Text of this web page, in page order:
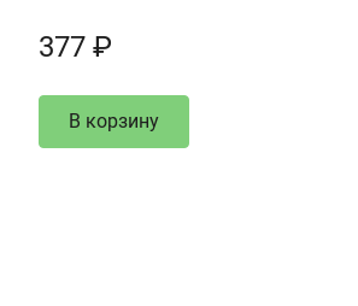
377 ₽
В корзину